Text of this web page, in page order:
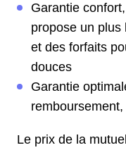
Garantie
propose un plus
et des forfaits
douces
Garantie
Le prix de la